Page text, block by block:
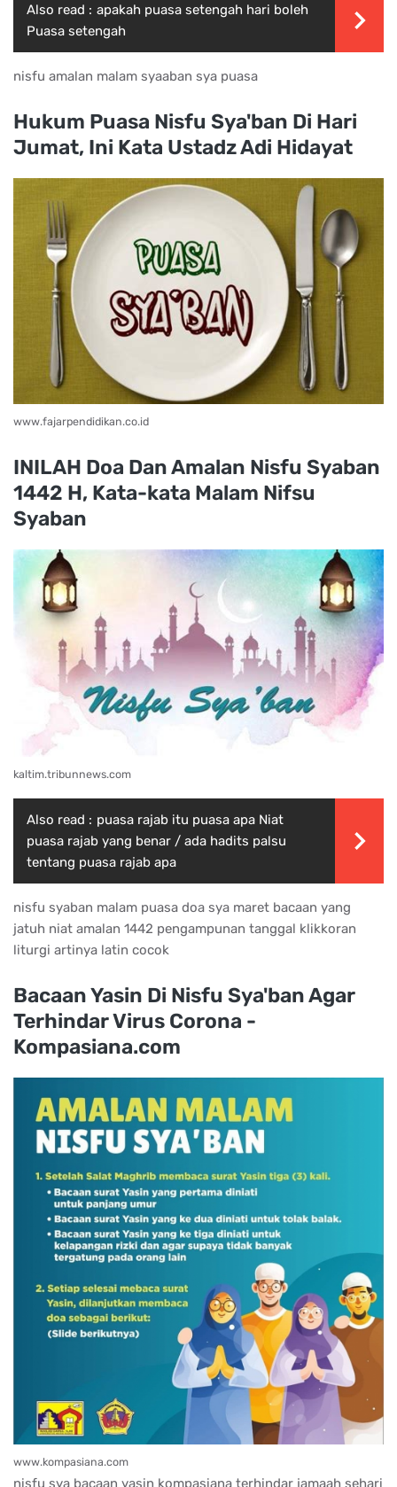
Also read : apakah puasa setengah hari boleh
Puasa setengah
nisfu amalan malam syaaban sya puasa
Hukum Puasa Nisfu Sya'ban Di Hari
Jumat, Ini Kata Ustadz Adi Hidayat
www.fajarpendidikan.co.id
INILAH Doa Dan Amalan Nisfu Syaban
1442 H, Kata-kata Malam Nifsu
Syaban
kaltim.tribunnews.com
Also read : puasa rajab itu puasa apa Niat
puasa rajab yang benar / ada hadits palsu
tentang puasa rajab apa
nisfu syaban malam puasa doa sya maret bacaan yang
jatuh niat amalan 1442 pengampunan tanggal klikkoran
liturgi artinya latin cocok
Bacaan Yasin Di Nisfu Sya'ban Agar
Terhindar Virus Corona -
Kompasiana.com
www.kompasiana.com
nisfu sya bacaan yasin kompasiana terhindar jamaah sehari